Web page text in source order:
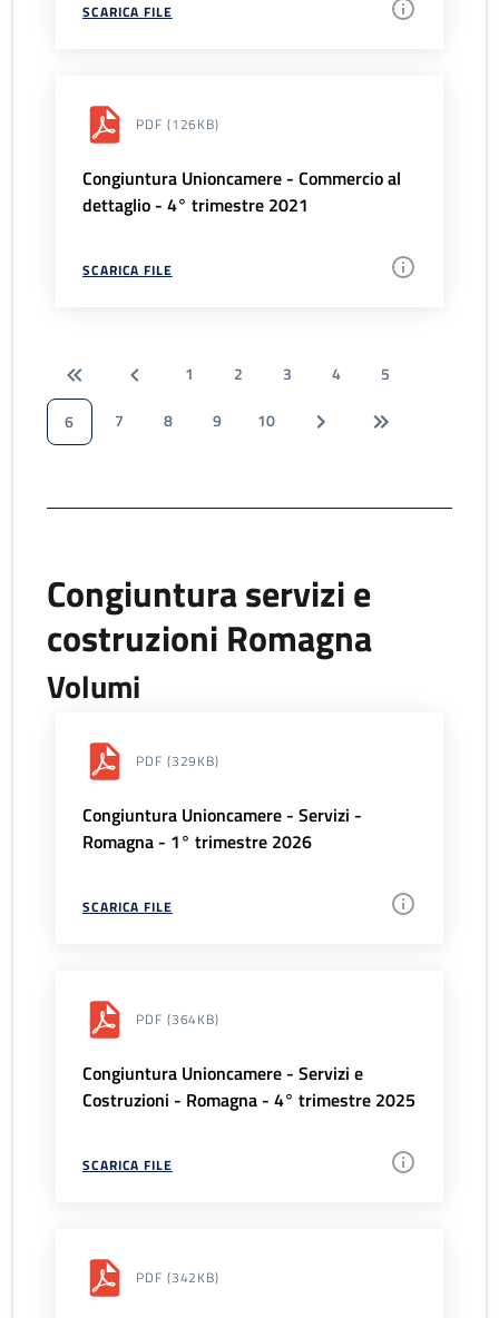
SCARICA FILE
PDF (126KB)
Congiuntura Unioncamere - Commercio al
dettaglio - 4° trimestre 2021
SCARICA FILE
1 2 3 4
5
6
7 8 9 10
Congiuntura servizi e
costruzioni Romagna
Volumi
PDF (329KB)
Congiuntura Unioncamere - Servizi -
Romagna - 1° trimestre 2026
SCARICA FILE
PDF (364KB)
Congiuntura Unioncamere - Servizi e
Costruzioni - Romagna - 4° trimestre 2025
SCARICA FILE
PDF (342KB)